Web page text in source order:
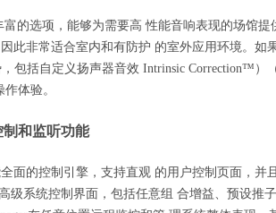
的选项，能够为需要高 性能音响表现的场馆
因此非常适合室内和有防护 的室外应用环境。
包括自定义扬声器音效 Intrinsic Correction™
作体验。
和监听功能
面的控制引擎，支持直观 的用户控制页面，
级系统控制界面，包括任意组 合增益、预设